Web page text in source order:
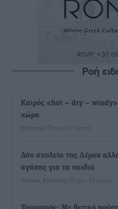
Ροή
Καιρός «hot – dry – windy»
χώρα
Ειδήσεις πριν 27 λεπτά
Δύο σχολεία της Λέρου
αγάπης για τα παιδιά
Τοπικές Ειδήσεις πριν 57 λεπτά